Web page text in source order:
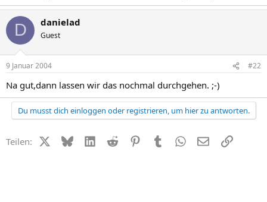
D danielad
Guest
9 Januar 2004 #22
Na gut,dann lassen wir das nochmal durchgehen. ;-)
Du musst dich einloggen oder registrieren, um hier zu antworten.
Teilen: X (Twitter)
BlueskyLinkedIn
Reddit PinterestTumblr WhatsApp
E-MailLink